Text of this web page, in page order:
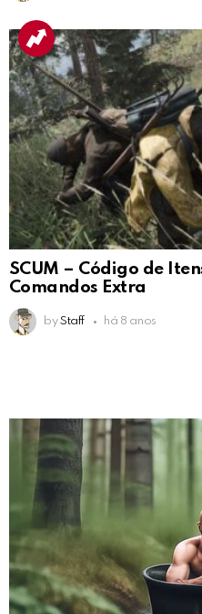
SCUM – Código de
Comandos Extra
by Staff há 8 anos